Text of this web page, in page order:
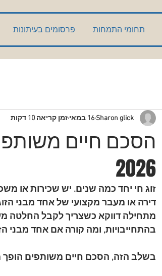
פרסומים בעיתונות תחומי התמחות
הסכם חיים
2026
Sharon glick 16 במאי זמן קריאה 10 דקות
זוג חי יחד כמה שנים. יש שכירות או
דירה או מעבר מקצועי של אחד מבני
מתחילה דווקא כשצריך לקבל החלטה
בהתחייבויות, ומה קורה אם אחד מבני
בשלב הזה, הסכם חיים משותפים